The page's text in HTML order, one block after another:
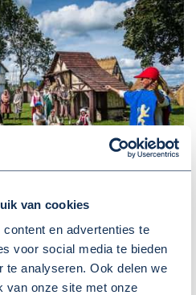
van cookies
en advertenties te
voor social media te bieden
te analyseren. Ook delen we
van onze site met onze
weer officieel
in het Hanzeverbond.
Hanzestad Maasbommel
als Hanzestand te